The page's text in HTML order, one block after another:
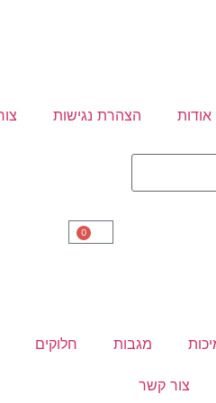
אודות הצהרת נגישות
0
מגבות חלוקים
צור קשר